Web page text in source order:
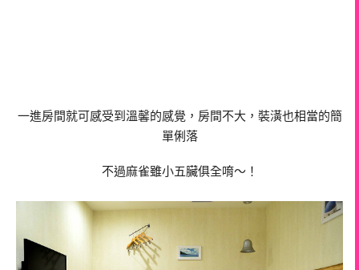
一進房間就可感受到溫馨的感覺，房間不大，裝潢也相當的簡
單俐落
不過麻雀雖小五臟俱全唷～！